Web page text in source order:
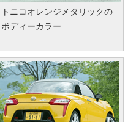
トニコオレンジメタリックの
ボディーカラー